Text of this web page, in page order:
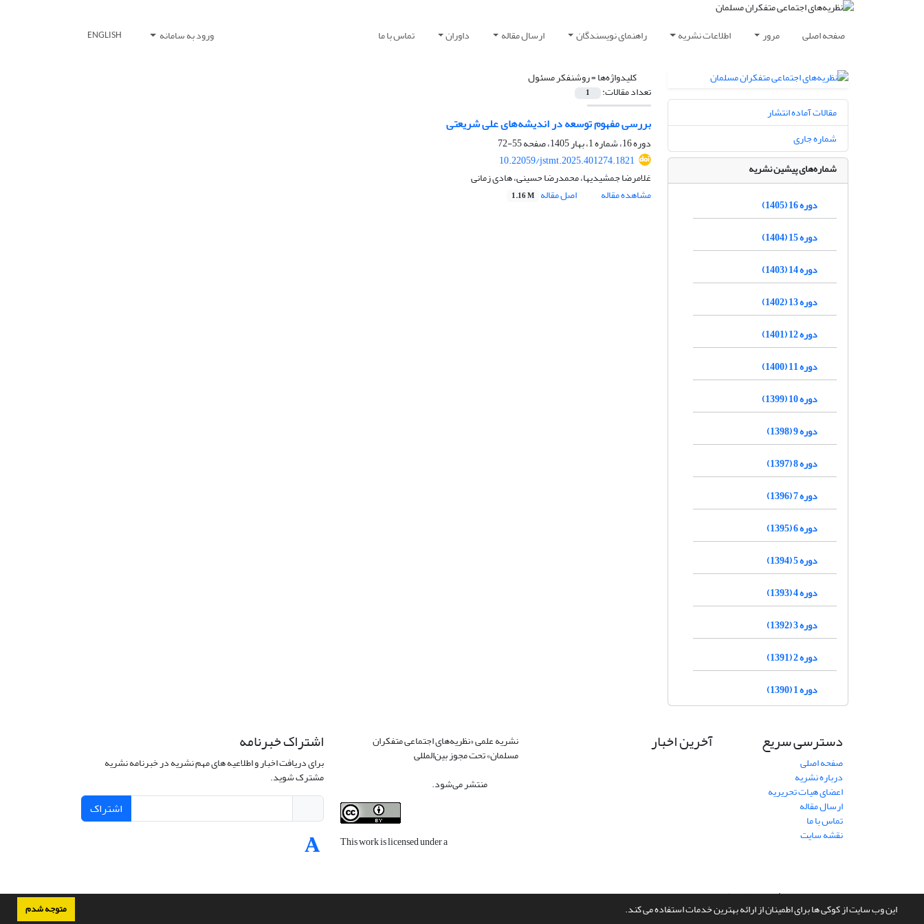
این وب سایت از کوکی ها برای اطمینان از ارائه بهترین خدمات استفاده می کند. متوجه شدم
صفحه اصلی مرور اطلاعات نشریه راهنمای نویسندگان ارسال مقاله داوران تماس با ما ورود به سامانه ENGLISH
کلیدواژه‌ها =روشنفکر مسئول
تعداد مقالات: 1
بررسی مفهوم توسعه در اندیشه‌های علی شریعتی
دوره 16، شماره 1، بهار 1405، صفحه
55-72
10.22059/jstmt.2025.401274.1821
غلامرضا جمشیدیها، محمدرضا حسینی، هادی زمانی
مشاهده مقاله
اصل مقاله 1.16 M
مقالات آماده انتشار
شماره جاری
شماره‌های پیشین نشریه
دوره 16 (1405)
دوره 15 (1404)
دوره 14 (1403)
دوره 13 (1402)
دوره 12 (1401)
دوره 11 (1400)
دوره 10 (1399)
دوره 9 (1398)
دوره 8 (1397)
دوره 7 (1396)
دوره 6 (1395)
دوره 5 (1394)
دوره 4 (1393)
دوره 3 (1392)
دوره 2 (1391)
دوره 1 (1390)
دسترسی سریع
صفحه اصلی
درباره نشریه
اعضای هیات تحریریه
ارسال مقاله
تماس با ما
نقشه سایت
آخرین اخبار نشریه علمی «نظریه‌های اجتماعی متفکران
مسلمان» تحت مجوز بین‌المللی
منتشر می‌شود.
This work is licensed under a
اشتراک خبرنامه
برای دریافت اخبار و اطلاعیه های مهم نشریه در خبرنامه نشریه
مشترک شوید.
اشتراک
سامانه مدیریت نشریات علمی.طراحی و پیاده سازی ازسیناوب